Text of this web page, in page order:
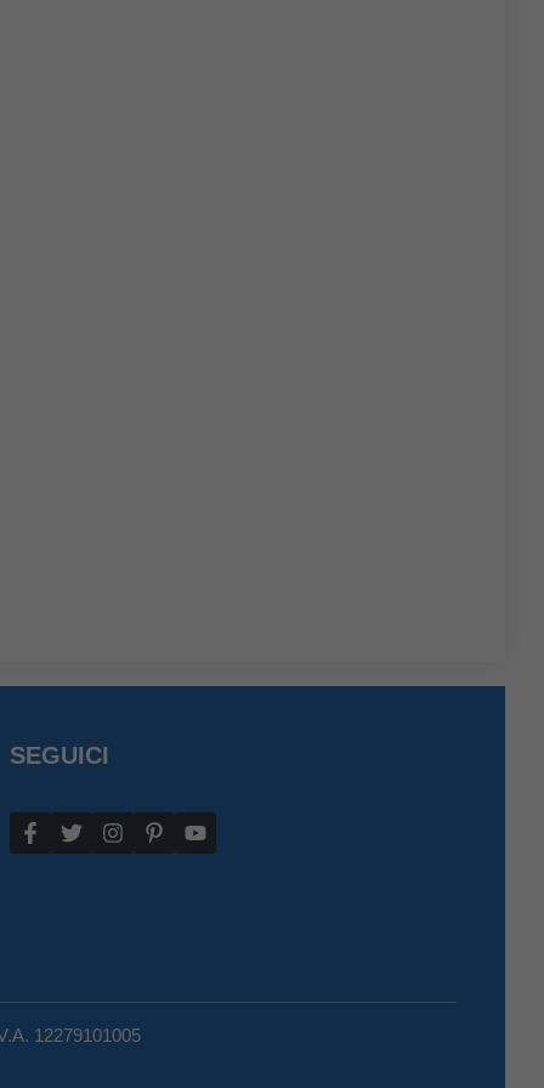
SEGUICI
12279101005